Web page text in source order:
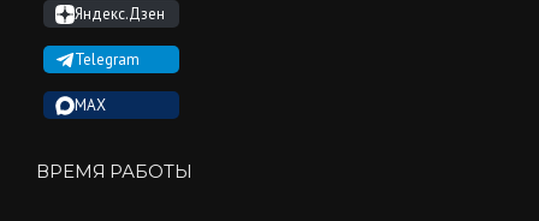
Яндекс.Дзен
Telegram
MAX
ВРЕМЯ РАБОТЫ